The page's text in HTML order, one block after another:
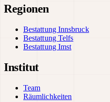
Regionen
Bestattung Innsbruck
Bestattung Telfs
Bestattung Imst
Institut
Team
Räumlichkeiten